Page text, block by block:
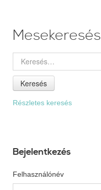
Mesekeresés
Keresés
Részletes keresés
Bejelentkezés
Felhasználónév